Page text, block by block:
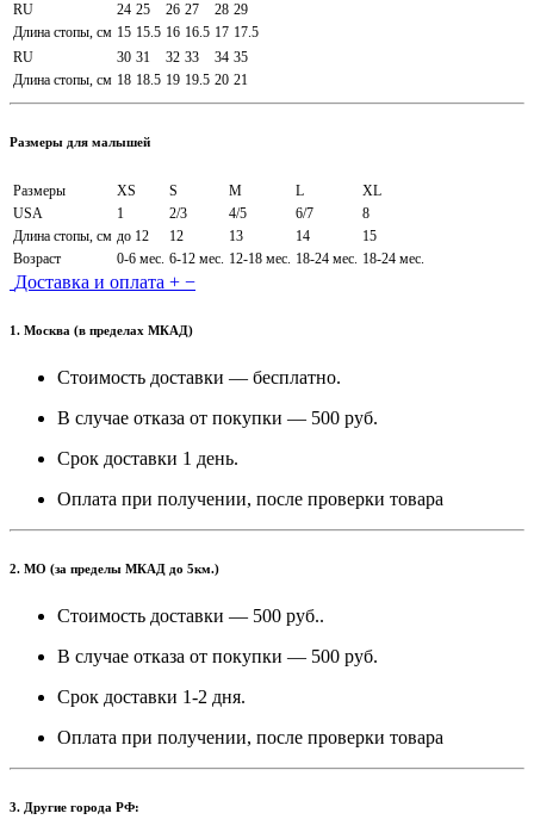
RU 24 25 26 27 28 29
Длина стопы, см 15 15.5 16 16.5 17 17.5
RU
30 31 32 33 34 35
Длина стопы, см 18 18.5 19 19.5 20 21
Размеры для малышей
Размеры XS S M L
XL
USA
1 2/3 4/5 6/7
8
Длина стопы, см до 12 12 13 14
15
Возраст
0-6 мес. 6-12 мес. 12-18 мес. 18-24 мес. 18-24 мес.
Доставка и оплата + −
1. Москва (в пределах МКАД)
Стоимость доставки — бесплатно.
В случае отказа от покупки — 500 руб.
Срок доставки 1 день.
Оплата при получении, после проверки товара
2. МО (за пределы МКАД до 5км.)
Стоимость доставки — 500 руб..
В случае отказа от покупки — 500 руб.
Срок доставки 1-2 дня.
Оплата при получении, после проверки товара
3. Другие города РФ: